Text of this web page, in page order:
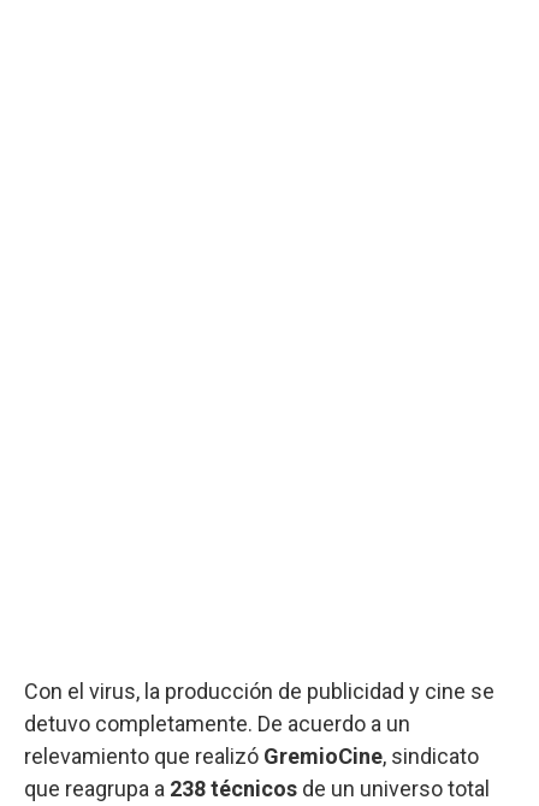
Con el virus, la producción de publicidad y cine se
detuvo completamente. De acuerdo a un
relevamiento que realizó GremioCine, sindicato
que reagrupa a 238 técnicos de un universo total